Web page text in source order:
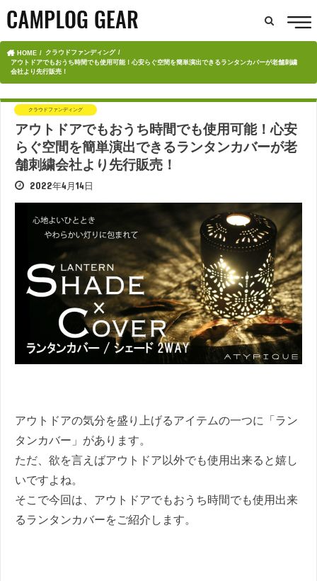
HOME
クラウドファンディング
アウトドアでもおうち時間でも使用可能！心安らぐ空間を簡単演出できるランタンカバーが老舗刺繍
会社より先行販売！
クラウドファンディング
アウトドアでもおうち時間でも使用可能！心安
らぐ空間を簡単演出できるランタンカバーが老
舗刺繍会社より先行販売！
2022年4月14日
アウトドアの気分を盛り上げるアイテムの一つに「ラン
タンカバー」があります。
ただ、欲を言えばアウトドア以外でも使用出来ると嬉し
いですよね。
そこで今回は、アウトドアでもおうち時間でも使用出来
るランタンカバーをご紹介します。